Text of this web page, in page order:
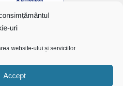
uri
website-ului și serviciilor.
Accept
2022 Bunătăți cu gust